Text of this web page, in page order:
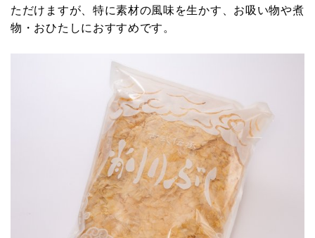
ただけますが、特に素材の風味を生かす、お吸い物や煮
物・おひたしにおすすめです。